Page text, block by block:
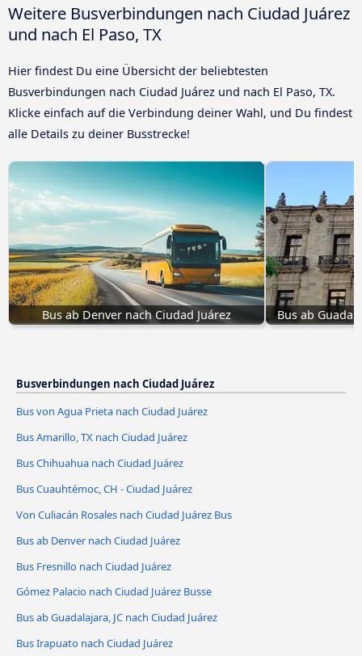
Weitere Busverbindungen nach Ciudad Juárez
und nach El Paso, TX
Hier findest Du eine Übersicht der beliebtesten
Busverbindungen nach Ciudad Juárez und nach El Paso, TX.
Klicke einfach auf die Verbindung deiner Wahl, und Du findest
alle Details zu deiner Busstrecke!
Bus ab Denver nach Ciudad Juárez Bus ab
Busverbindungen nach Ciudad Juárez
Bus von Agua Prieta nach Ciudad Juárez
Bus Amarillo, TX nach Ciudad Juárez
Bus Chihuahua nach Ciudad Juárez
Bus Cuauhtémoc, CH - Ciudad Juárez
Von Culiacán Rosales nach Ciudad Juárez Bus
Bus ab Denver nach Ciudad Juárez
Bus Fresnillo nach Ciudad Juárez
Gómez Palacio nach Ciudad Juárez Busse
Bus ab Guadalajara, JC nach Ciudad Juárez
Bus Irapuato nach Ciudad Juárez